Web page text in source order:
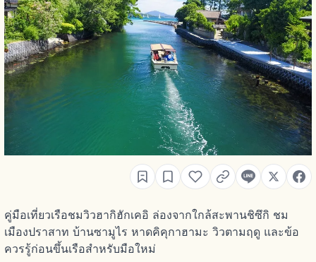
คู่มือเที่ยวเรือชมวิวฮากิฮักเคอิ ล่องจากใกล้สะพานชิซึกิ ชม
เมืองปราสาท บ้านซามูไร หาดคิคุกาฮามะ วิวตามฤดู และข้อ
ควรรู้ก่อนขึ้นเรือสำหรับมือใหม่